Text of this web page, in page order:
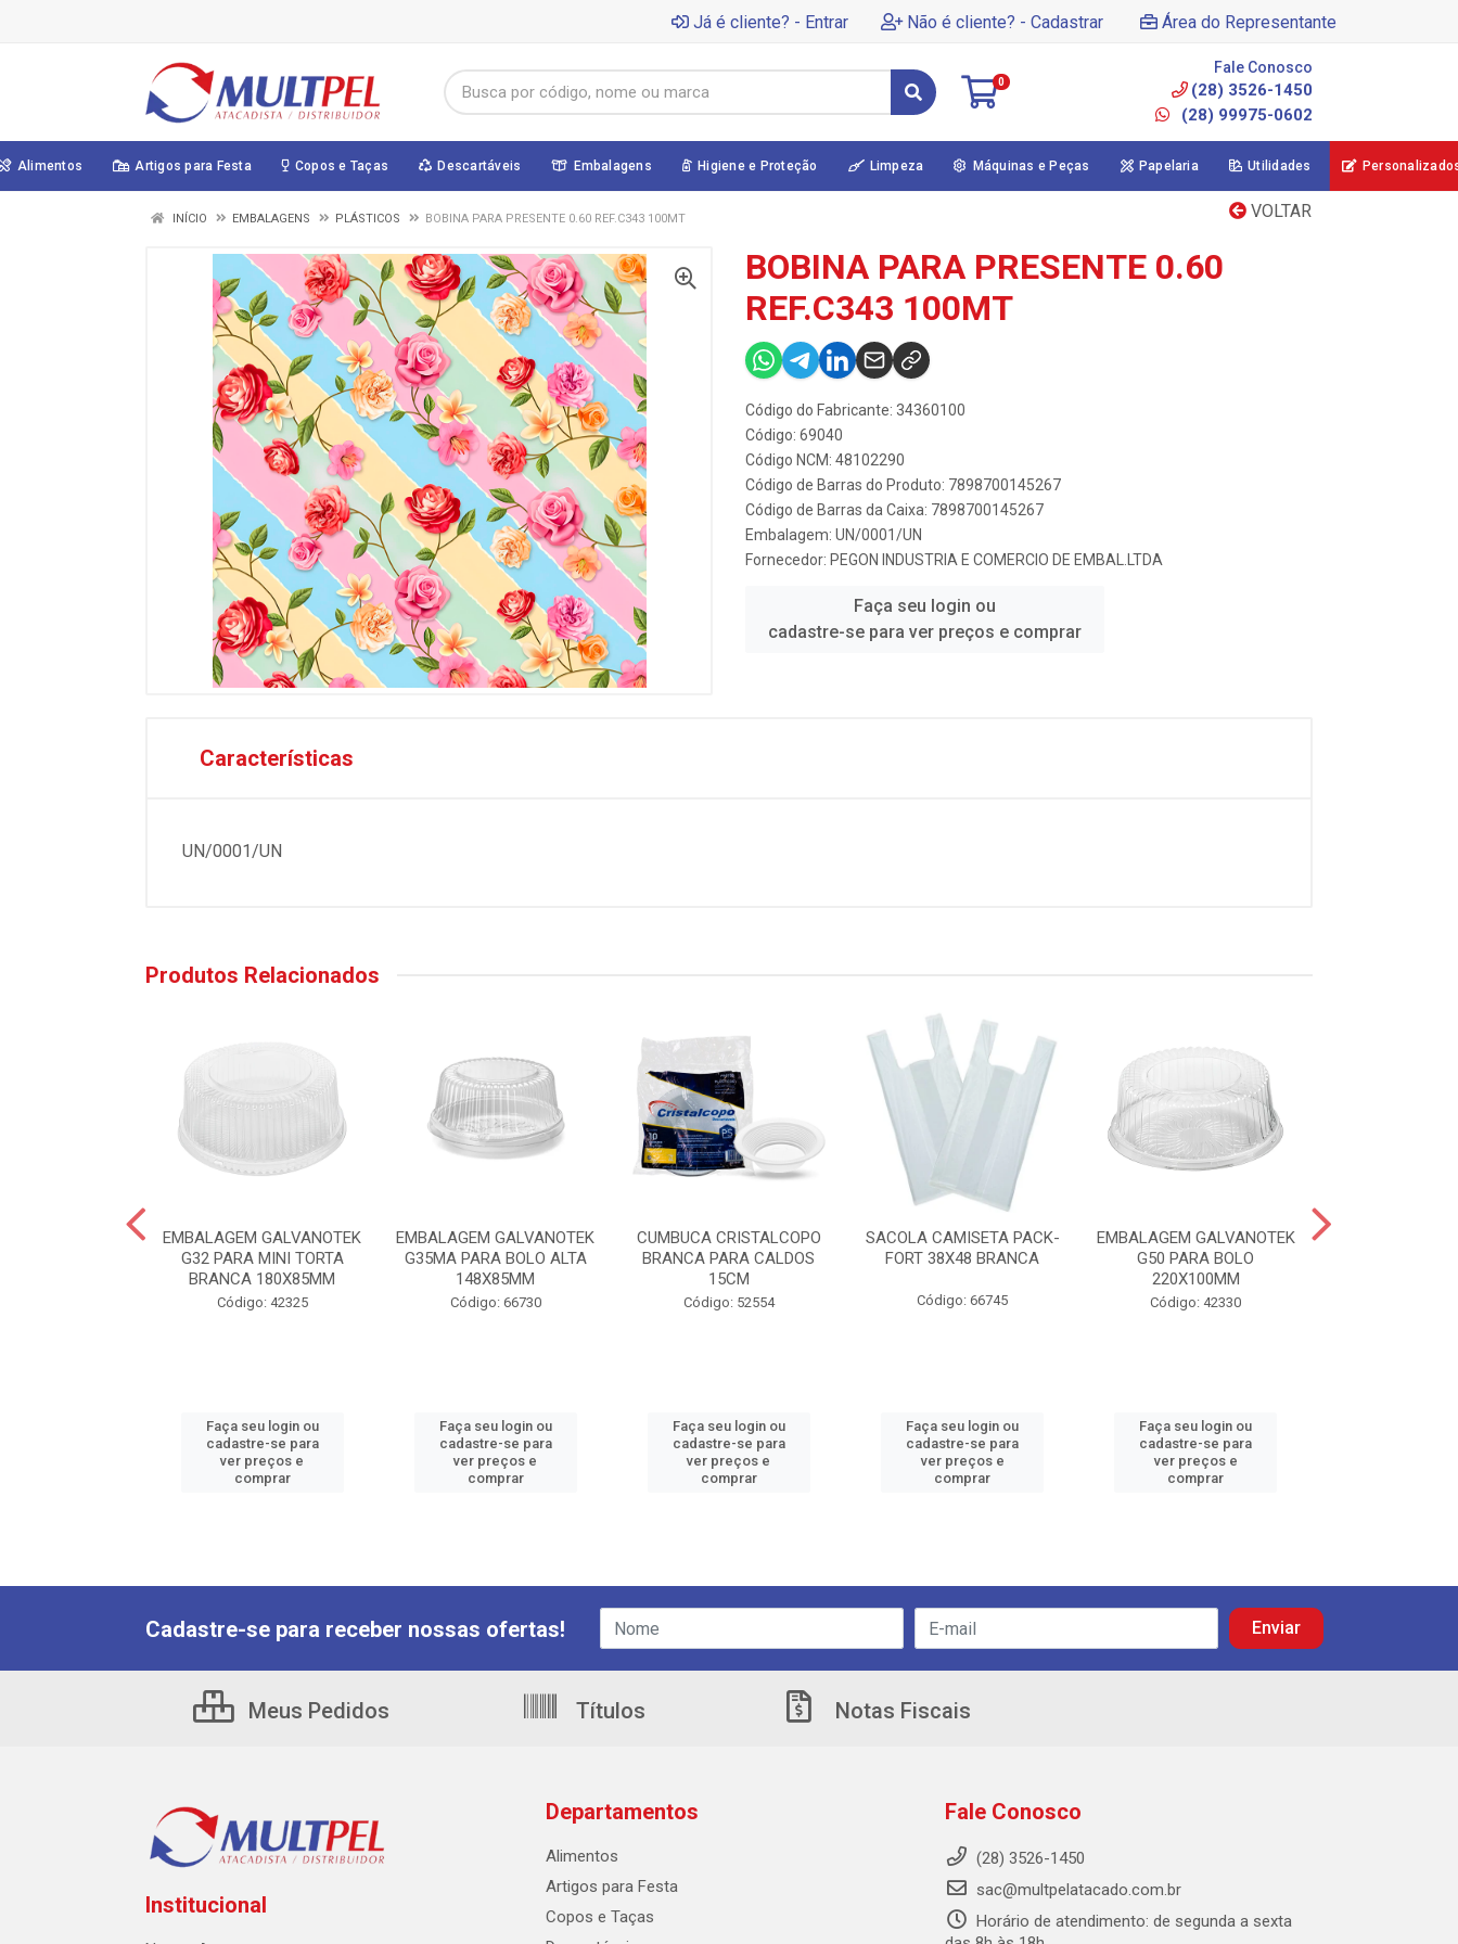
Já é cliente? - Entrar Não é cliente? - Cadastrar Área do Representante
0
Fale Conosco
(28) 3526-1450
(28) 99975-0602
Alimentos Artigos para Festa Copos e Taças Descartáveis Embalagens Higiene e Proteção Limpeza Máquinas e Peças Papelaria Utilidades
VOLTAR
INÍCIO EMBALAGENS PLÁSTICOS BOBINA PARA PRESENTE 0.60 REF.C343 100MT
BOBINA PARA PRESENTE 0.60
REF.C343 100MT
Código do Fabricante: 34360100
Código: 69040
Código NCM: 48102290
Código de Barras do Produto: 7898700145267
Código de Barras da Caixa: 7898700145267
Embalagem: UN/0001/UN
Fornecedor: PEGON INDUSTRIA E COMERCIO DE EMBAL.LTDA
Faça seu login ou
cadastre-se para ver preços e comprar
Características
UN/0001/UN
Produtos Relacionados
EMBALAGEM GALVANOTEK
G32 PARA MINI TORTA
BRANCA 180X85MM
Código: 42325
Faça seu login ou
cadastre-se para
ver preços e
comprar
EMBALAGEM GALVANOTEK
G35MA PARA BOLO ALTA
148X85MM
Código: 66730
Faça seu login ou
cadastre-se para
ver preços e
comprar
CUMBUCA CRISTALCOPO
BRANCA PARA CALDOS
15CM
Código: 52554
Faça seu login ou
cadastre-se para
ver preços e
comprar
SACOLA CAMISETA PACK-
FORT 38X48 BRANCA
Código: 66745
Faça seu login ou
cadastre-se para
ver preços e
comprar
EMBALAGEM GALVANOTEK
G50 PARA BOLO
220X100MM
Código: 42330
Faça seu login ou
cadastre-se para
ver preços e
comprar
Cadastre-se para receber nossas ofertas!
Meus Pedidos Títulos Notas Fiscais
Institucional
Departamentos
Alimentos
Artigos para Festa
Copos e Taças
Fale Conosco
(28) 3526-1450
sac@multpelatacado.com.br
Horário de atendimento: de segunda a sexta